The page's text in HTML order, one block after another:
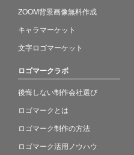
ZOOM背景画像無料作成
キャラマーケット
文字ロゴマーケット
ロゴマークラボ
後悔しない制作会社選び
ロゴマークとは
ロゴマーク制作の方法
ロゴマーク活用ノウハウ